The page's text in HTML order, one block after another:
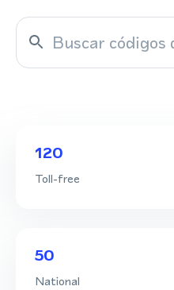
120
Toll-free
50
National